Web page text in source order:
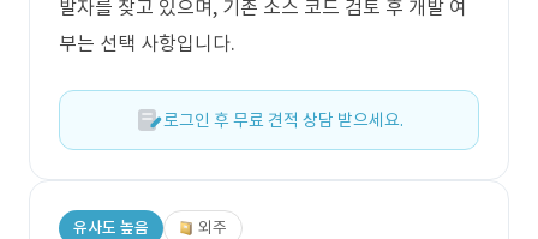
발자를 찾고 있으며, 기존 소스 코드 검토 후 개발 여
부는 선택 사항입니다.
로그인 후 무료 견적 상담 받으세요.
유사도 높음 외주